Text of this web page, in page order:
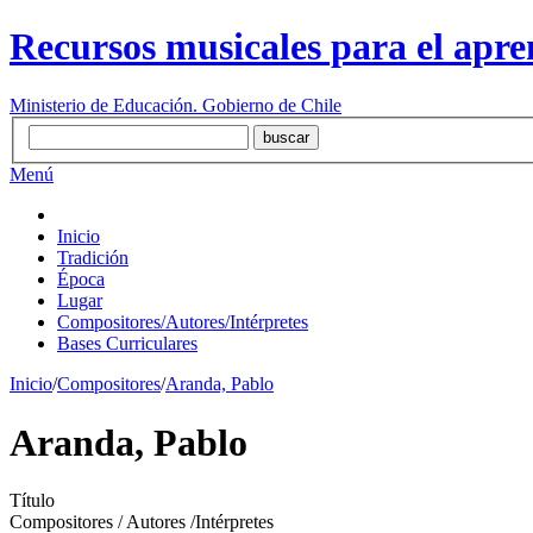
Recursos musicales para el
Ministerio de Educación. Gobierno de Chile
Menú
Inicio
Tradición
Época
Lugar
Compositores/Autores/Intérpretes
Bases Curriculares
Inicio/Compositores/Aranda, Pablo
Aranda, Pablo
Título
Compositores / Autores /Intérpretes